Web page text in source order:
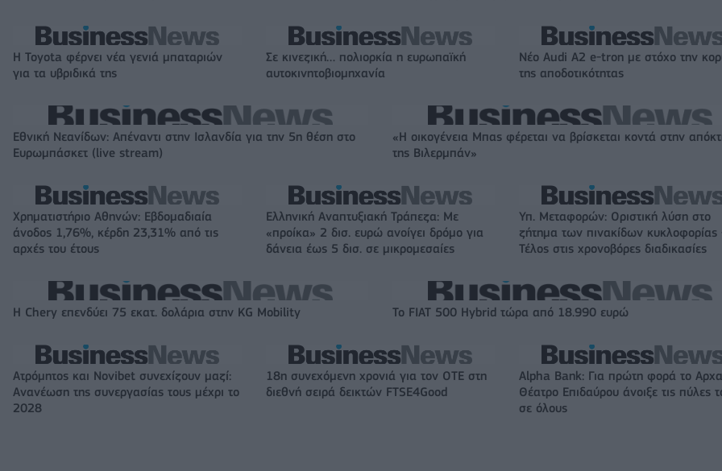
Η Toyota φέρνει νέα γενιά μπαταριών
για τα υβριδικά της
Σε κινεζική… πολιορκία η ευρωπαϊκή
αυτοκινητοβιομηχανία
Νέο Audi A2 e-tron με στόχο την
της αποδοτικότητας
Εθνική Νεανίδων: Απέναντι στην Ισλανδία για την 5η θέση στο
Ευρωμπάσκετ (live stream)
«Η οικογένεια Μπας φέρεται να βρίσκεται κοντά στην
της Βιλερμπάν»
Χρηματιστήριο Αθηνών: Εβδομαδιαία
άνοδος 1,76%, κέρδη 23,31% από τις
αρχές του έτους
Ελληνική Αναπτυξιακή Τράπεζα: Με
«προίκα» 2 δισ. ευρώ ανοίγει δρόμο για
δάνεια έως 5 δισ. σε μικρομεσαίες
Υπ. Μεταφορών: Οριστική λύση στο
ζήτημα των πινακίδων κυκλοφορίας
Τέλος στις χρονοβόρες διαδικασίες
Η Chery επενδύει 75 εκατ. δολάρια στην KG Mobility Το FIAT 500 Hybrid τώρα από 18.990 ευρώ
Ατρόμητος και Novibet συνεχίζουν μαζί:
Ανανέωση της συνεργασίας τους μέχρι το
2028
18η συνεχόμενη χρονιά για τον ΟΤΕ στη
διεθνή σειρά δεικτών FTSE4Good
Alpha Bank: Για πρώτη φορά το
Θέατρο Επιδαύρου άνοιξε τις πύλες
σε όλους